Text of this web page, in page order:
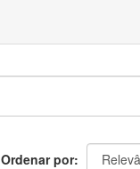
Ordenar por